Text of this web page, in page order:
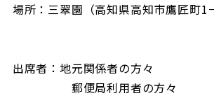
場所：三翠園（高知県高知市鷹匠町
出席者：地元関係者の方々
郵便局利用者の方々